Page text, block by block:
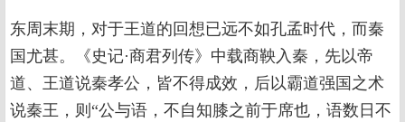
东周末期，对于王道的回想已远不如孔孟时代，而秦
国尤甚。《史记·商君列传》中载商鞅入秦，先以帝
道、王道说秦孝公，皆不得成效，后以霸道强国之术
说秦王，则“公与语，不自知膝之前于席也，语数日不